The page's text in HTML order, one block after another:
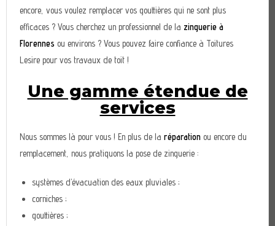
encore, vous voulez remplacer vos gouttières qui ne sont plus
efficaces ? Vous cherchez un professionnel de la zinguerie à
Florennesou environs ? Vous pouvez faire confiance à Toitures
Lesire pour vos travaux de toit !
Une gamme étendue de
services
Nous sommes là pour vous ! En plus de laréparation ou encore du
remplacement, nous pratiquons la pose de zinguerie :
systèmes d’évacuation des eaux pluviales ;
corniches ;
gouttières ;